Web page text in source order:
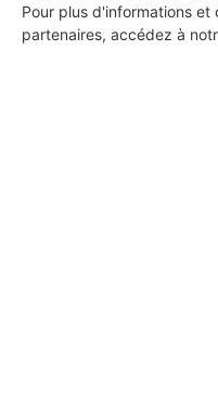
Pour plus d'informations et
partenaires, accédez à
Les